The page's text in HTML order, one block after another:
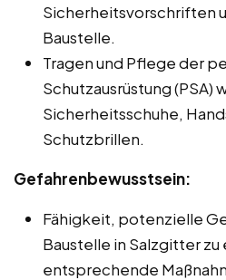
Sicherheitsvorschriften
Baustelle.
Tragen und Pflege der
Schutzausrüstung (PSA)
Sicherheitsschuhe,
Schutzbrillen.
Gefahrenbewusstsein:
Fähigkeit, potenzielle
Baustelle in Salzgitter zu
entsprechende